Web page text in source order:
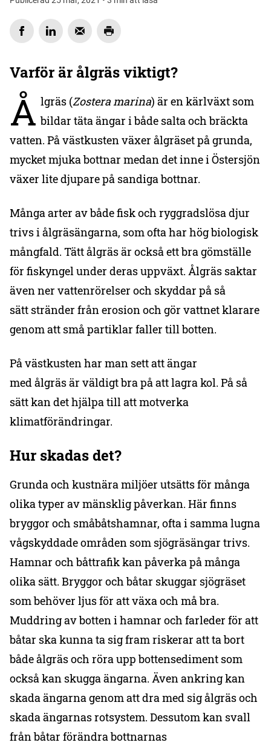
Varför är ålgräs viktigt?
Å lgräs (Zostera marina) är en kärlväxt som
bildar täta ängar i både salta och bräckta
vatten. På västkusten växer ålgräset på grunda,
mycket mjuka bottnar medan det inne i Östersjön
växer lite djupare på sandiga bottnar.
Många arter av både fisk och ryggradslösa djur
trivs i ålgräsängarna, som ofta har hög biologisk
mångfald. Tätt ålgräs är också ett bra gömställe
för fiskyngel under deras uppväxt. Ålgräs saktar
även ner vattenrörelser och skyddar på så
sätt stränder från erosion och gör vattnet klarare
genom att små partiklar faller till botten.
På västkusten har man sett att ängar
med ålgräs är väldigt bra på att lagra kol. På så
sätt kan det hjälpa till att motverka
klimatförändringar.
Hur skadas det?
Grunda och kustnära miljöer utsätts för många
olika typer av mänsklig påverkan. Här finns
bryggor och småbåtshamnar, ofta i samma lugna
vågskyddade områden som sjögräsängar trivs.
Hamnar och båttrafik kan påverka på många
olika sätt. Bryggor och båtar skuggar sjögräset
som behöver ljus för att växa och må bra.
Muddring av botten i hamnar och farleder för att
båtar ska kunna ta sig fram riskerar att ta bort
både ålgräs och röra upp bottensediment som
också kan skugga ängarna. Även ankring kan
skada ängarna genom att dra med sig ålgräs och
skada ängarnas rotsystem. Dessutom kan svall
från båtar förändra bottnarnas